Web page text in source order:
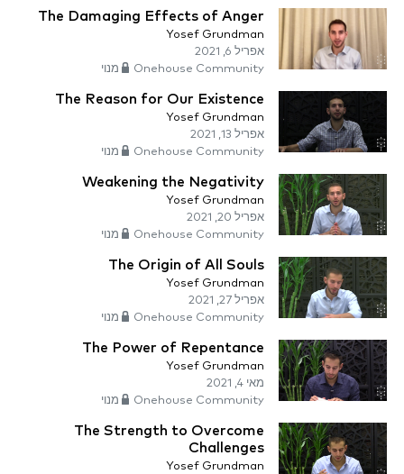
The Damaging Effects of Anger
Yosef Grundman
אפריל 6, 2021
Onehouse Community מנוי
The Reason for Our Existence
Yosef Grundman
אפריל 13, 2021
Onehouse Community מנוי
Weakening the Negativity
Yosef Grundman
אפריל 20, 2021
Onehouse Community מנוי
The Origin of All Souls
Yosef Grundman
אפריל 27, 2021
Onehouse Community מנוי
The Power of Repentance
Yosef Grundman
מאי 4, 2021
Onehouse Community מנוי
The Strength to Overcome
Challenges
Yosef Grundman